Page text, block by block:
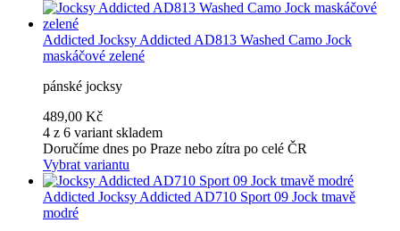
Addicted Jocksy Addicted AD813 Washed Camo Jock
maskáčové zelené
pánské jocksy
489,00 Kč
4 z 6 variant skladem
Doručíme dnes po Praze nebo zítra po celé ČR
Vybrat variantu
Addicted Jocksy Addicted AD710 Sport 09 Jock tmavě
modré